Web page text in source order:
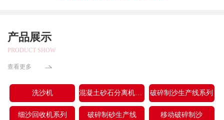
产品展示
PRODUCT SHOW
查看更多
洗沙机 破碎制沙生产线系列
细沙回收机系列 破碎制砂生产线 移动破碎制沙